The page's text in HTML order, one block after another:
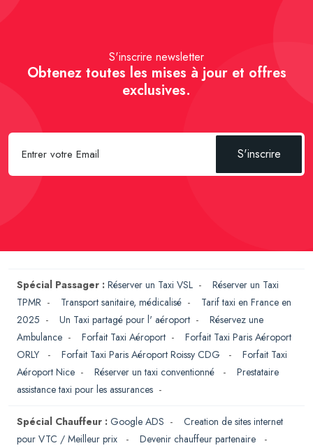
S'inscrire newsletter
Obtenez toutes les mises à jour et offres
exclusives.
S'inscrire
Spécial Passager : Réserver un Taxi VSL - Réserver un Taxi
TPMR - Transport sanitaire, médicalisé - Tarif taxi en France en
2025 - Un Taxi partagé pour l' aéroport - Réservez une
Ambulance - Forfait Taxi Aéroport - Forfait Taxi Paris Aéroport
ORLY
- Forfait Taxi Paris Aéroport Roissy CDG - Forfait Taxi
Aéroport Nice - Réserver un taxi conventionné - Prestataire
assistance taxi pour les assurances -
Spécial Chauffeur : Google ADS - Creation de sites internet
pour VTC / Meilleur prix
- Devenir chauffeur partenaire
-